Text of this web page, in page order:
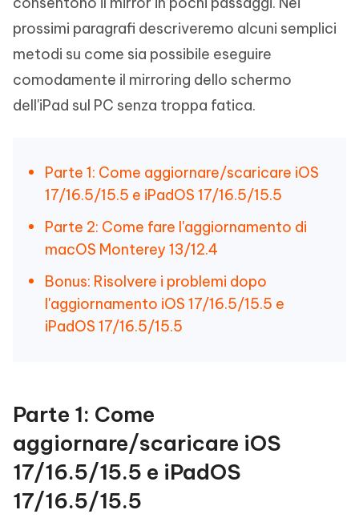
prossimi paragrafi descriveremo alcuni semplici
metodi su come sia possibile eseguire
comodamente il mirroring dello schermo
dell'iPad sul PC senza troppa fatica.
Parte 1: Come aggiornare/scaricare iOS
17/16.5/15.5 e iPadOS 17/16.5/15.5
Parte 2: Come fare l'aggiornamento di
macOS Monterey 13/12.4
Bonus: Risolvere i problemi dopo
l'aggiornamento iOS 17/16.5/15.5 e
iPadOS 17/16.5/15.5
Parte 1: Come
aggiornare/scaricare iOS
17/16.5/15.5 e iPadOS
17/16.5/15.5